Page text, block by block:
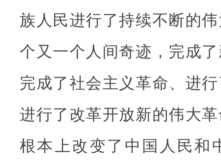
族人民进行了持续不断的
个又一个人间奇迹，完成
完成了社会主义革命、进
进行了改革开放新的伟大
根本上改变了中国人民和